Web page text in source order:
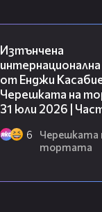
Изтънчена
от Енджи Касабие
Черешката на
31 юли 2026 |
6
Черешката
тортата